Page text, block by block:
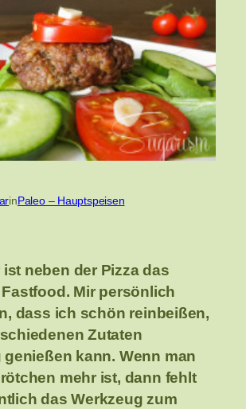
inPaleo – Hauptspeisen
neben der Pizza das
Mir persönlich
dass ich schön reinbeißen,
Zutaten
kann. Wenn man
mehr ist, dann fehlt
das Werkzeug zum